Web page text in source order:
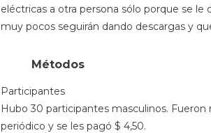
eléctricas a otra persona sólo porque se le
muy pocos seguirán dando descargas y
Métodos
Participantes
Hubo 30 participantes masculinos.
periódico y se les pagó $ 4,50.